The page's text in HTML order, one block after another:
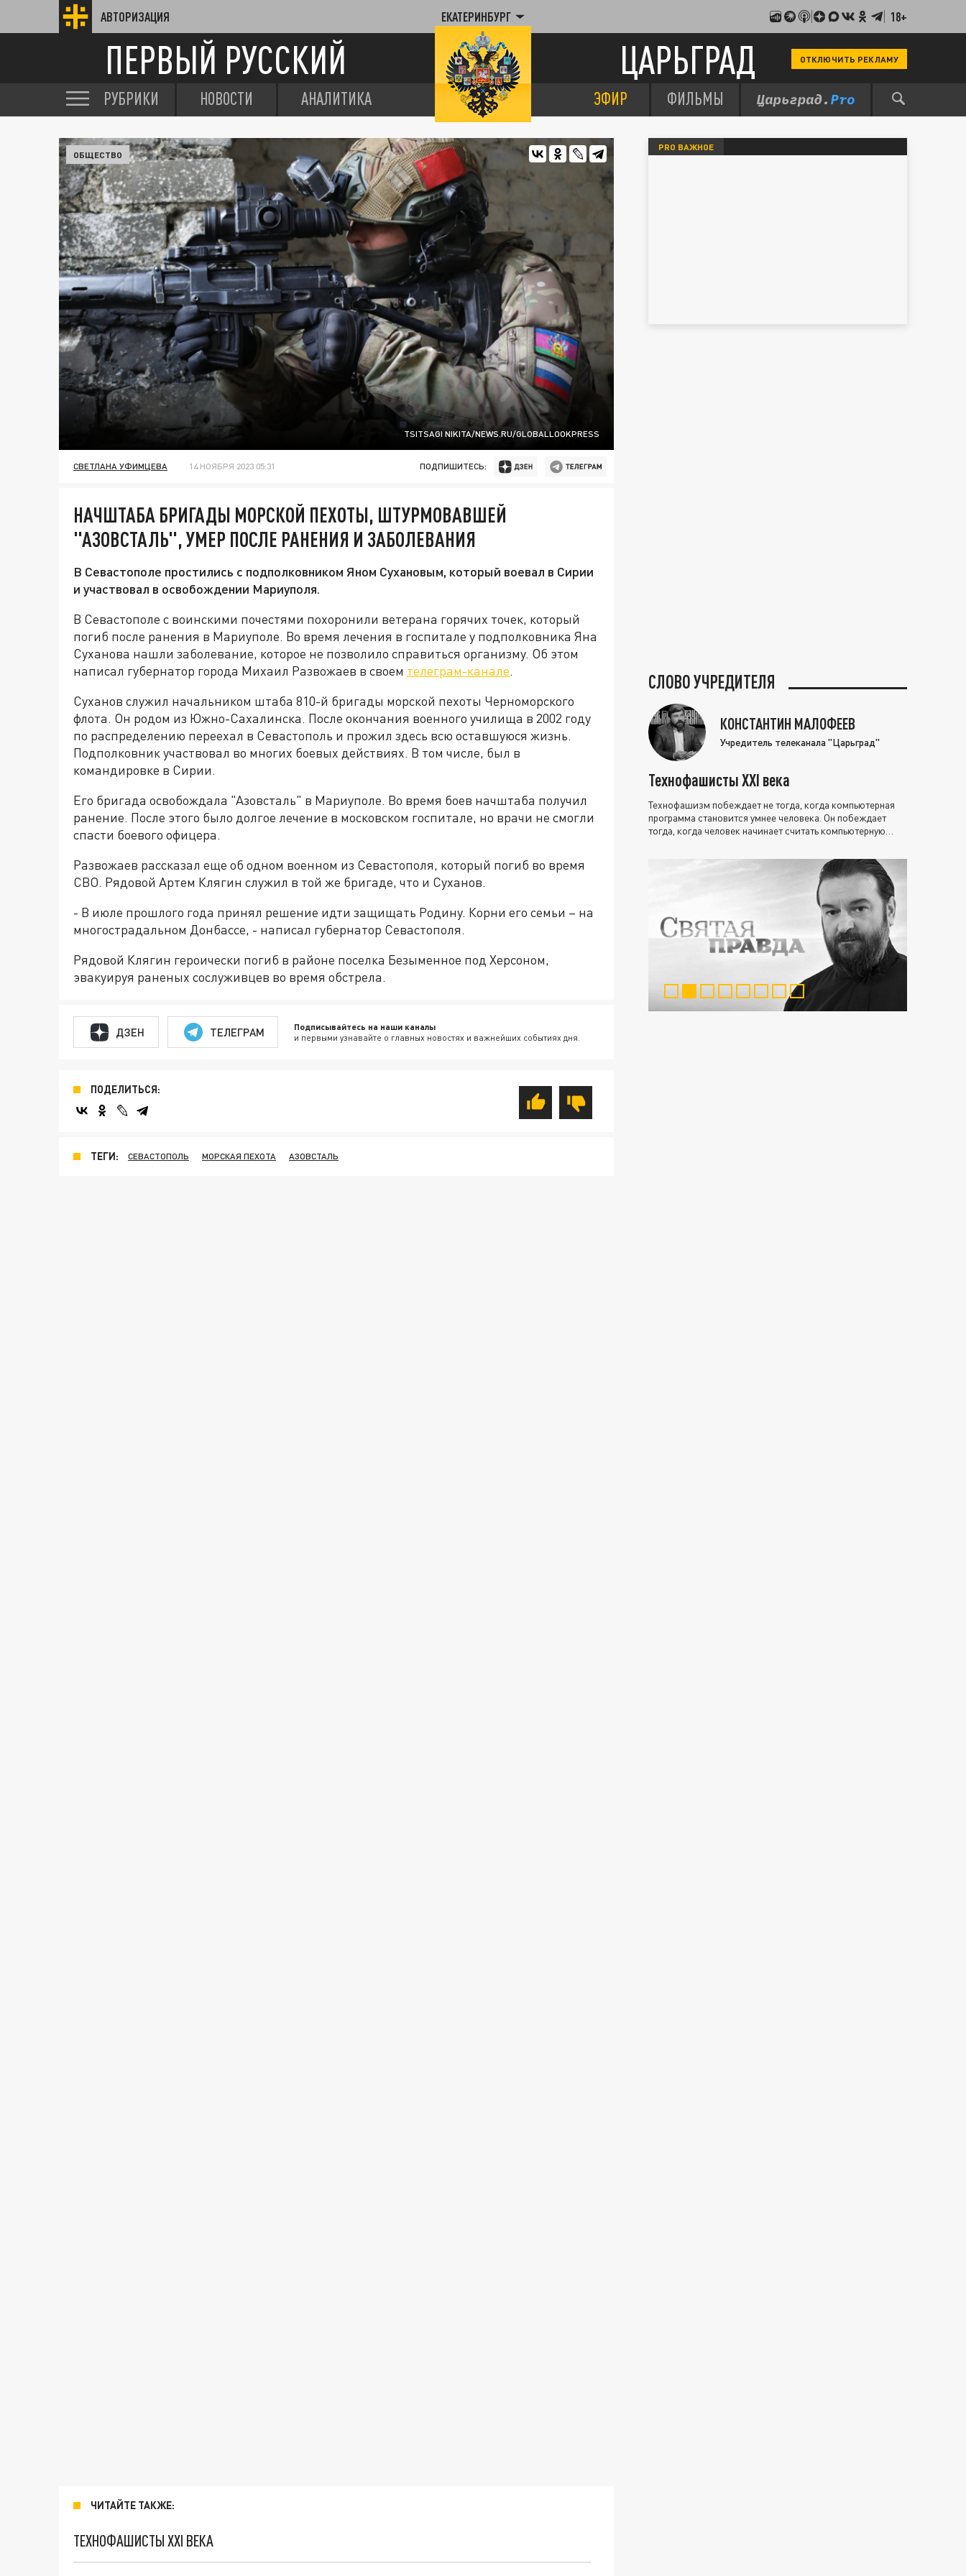
АВТОРИЗАЦИЯ ЕКАТЕРИНБУРГ 18+
ПЕРВЫЙ РУССКИЙ ЦАРЬГРАД ОТКЛЮЧИТЬ РЕКЛАМУ
РУБРИКИ НОВОСТИ АНАЛИТИКА ЭФИР ФИЛЬМЫ
TSITSAGI NIKITA/NEWS.RU/GLOBALLOOKPRESS
ОБЩЕСТВО
СВЕТЛАНА УФИМЦЕВА 14 НОЯБРЯ 2023 05:31 ПОДПИШИТЕСЬ:
НАЧШТАБА БРИГАДЫ МОРСКОЙ ПЕХОТЫ, ШТУРМОВАВШЕЙ
"АЗОВСТАЛЬ", УМЕР ПОСЛЕ РАНЕНИЯ И ЗАБОЛЕВАНИЯ
В Севастополе простились с подполковником Яном Сухановым, который воевал в Сирии
и участвовал в освобождении Мариуполя.
В Севастополе с воинскими почестями похоронили ветерана горячих точек, который
погиб после ранения в Мариуполе. Во время лечения в госпитале у подполковника Яна
Суханова нашли заболевание, которое не позволило справиться организму. Об этом
написал губернатор города Михаил Развожаев в своем телеграм-канале.
Суханов служил начальником штаба 810-й бригады морской пехоты Черноморского
флота. Он родом из Южно-Сахалинска. После окончания военного училища в 2002 году
по распределению переехал в Севастополь и прожил здесь всю оставшуюся жизнь.
Подполковник участвовал во многих боевых действиях. В том числе, был в
командировке в Сирии.
Его бригада освобождала "Азовсталь" в Мариуполе. Во время боев начштаба получил
ранение. После этого было долгое лечение в московском госпитале, но врачи не смогли
спасти боевого офицера.
Развожаев рассказал еще об одном военном из Севастополя, который погиб во время
СВО. Рядовой Артем Клягин служил в той же бригаде, что и Суханов.
- В июле прошлого года принял решение идти защищать Родину. Корни его семьи – на
многострадальном Донбассе, - написал губернатор Севастополя.
Рядовой Клягин героически погиб в районе поселка Безыменное под Херсоном,
эвакуируя раненых сослуживцев во время обстрела.
ДЗЕН ТЕЛЕГРАМ Подписывайтесь на наши каналы
и первыми узнавайте о главных новостях и важнейших событиях дня.
ПОДЕЛИТЬСЯ:
ТЕГИ: СЕВАСТОПОЛЬ МОРСКАЯ ПЕХОТА АЗОВСТАЛЬ
ЧИТАЙТЕ ТАКЖЕ:
ТЕХНОФАШИСТЫ XXI ВЕКА
PRO ВАЖНОЕ
СЛОВО УЧРЕДИТЕЛЯ
КОНСТАНТИН МАЛОФЕЕВ
Учредитель телеканала "Царьград"
Технофашисты XXI века
Технофашизм побеждает не тогда, когда компьютерная
программа становится умнее человека. Он побеждает
тогда, когда человек начинает считать компьютерную